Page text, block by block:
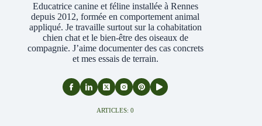
Educatrice canine et féline installée à Rennes
depuis 2012, formée en comportement animal
appliqué. Je travaille surtout sur la cohabitation
chien chat et le bien-être des oiseaux de
compagnie. J’aime documenter des cas concrets
et mes essais de terrain.
ARTICLES: 0